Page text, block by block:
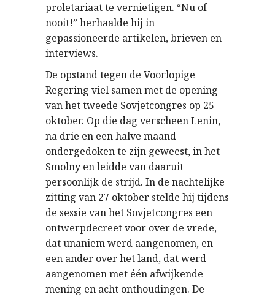
proletariaat te vernietigen. “Nu of
nooit!” herhaalde hij in
gepassioneerde artikelen, brieven en
interviews.
De opstand tegen de Voorlopige
Regering viel samen met de opening
van het tweede Sovjetcongres op 25
oktober. Op die dag verscheen Lenin,
na drie en een halve maand
ondergedoken te zijn geweest, in het
Smolny en leidde van daaruit
persoonlijk de strijd. In de nachtelijke
zitting van 27 oktober stelde hij tijdens
de sessie van het Sovjetcongres een
ontwerpdecreet voor over de vrede,
dat unaniem werd aangenomen, en
een ander over het land, dat werd
aangenomen met één afwijkende
mening en acht onthoudingen. De